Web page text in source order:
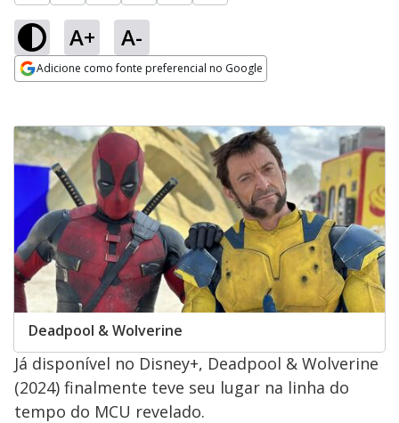
A+ A-
Adicione como fonte preferencial no Google
Deadpool & Wolverine
Já disponível no Disney+, Deadpool & Wolverine
(2024) finalmente teve seu lugar na linha do
tempo do MCU revelado.